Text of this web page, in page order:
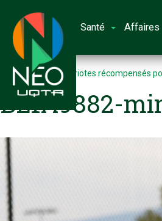
Santé Affaires
Accueil Deux Patriotes récompensés
BL1A9882-